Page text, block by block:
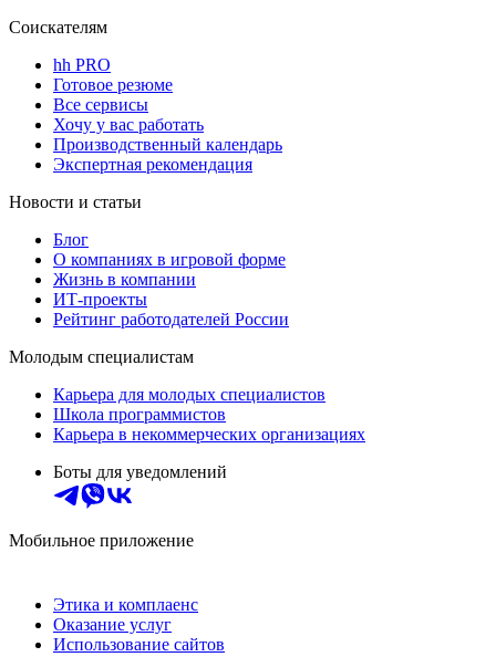
Соискателям
hh PRO
Готовое резюме
Все сервисы
Хочу у вас работать
Производственный календарь
Экспертная рекомендация
Новости и статьи
Блог
О компаниях в игровой форме
Жизнь в компании
ИТ-проекты
Рейтинг работодателей России
Молодым специалистам
Карьера для молодых специалистов
Школа программистов
Карьера в некоммерческих организациях
Боты для уведомлений
Мобильное приложение
Этика и комплаенс
Оказание услуг
Использование сайтов